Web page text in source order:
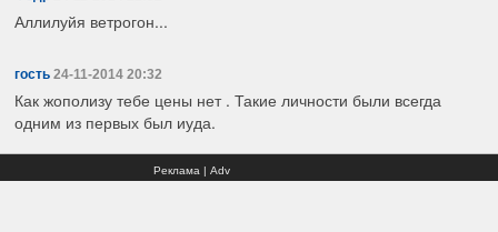
Аллилуйя ветрогон...
гость 24-11-2014 20:32
Как жополизу тебе цены нет . Такие личности были всегда
одним из первых был иуда.
Реклама | Adv